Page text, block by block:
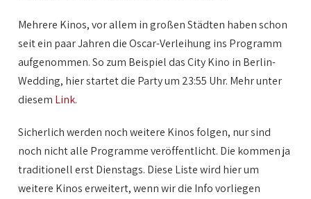
Mehrere Kinos, vor allem in großen Städten haben schon
seit ein paar Jahren die Oscar-Verleihung ins Programm
aufgenommen. So zum Beispiel das City Kino in Berlin-
Wedding, hier startet die Party um 23:55 Uhr. Mehr unter
diesem Link.
Sicherlich werden noch weitere Kinos folgen, nur sind
noch nicht alle Programme veröffentlicht. Die kommen ja
traditionell erst Dienstags. Diese Liste wird hier um
weitere Kinos erweitert, wenn wir die Info vorliegen